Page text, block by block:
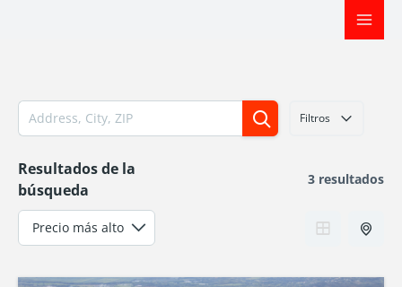
Filtros
Resultados de la
búsqueda
3 resultados